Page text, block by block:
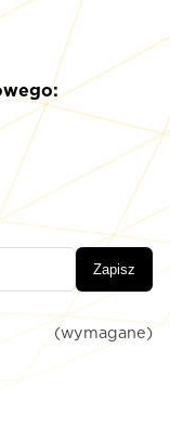
Zapisz
(wymagane)